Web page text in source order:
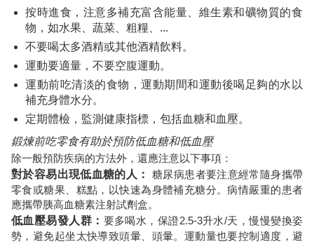
按時進食，注意多補充富含能量、維生素和礦物質的食
物，如水果、蔬菜、粗糧、...
不要喝太多酒精或其他酒精飲料。
運動要適量，不要空腹運動。
運動前吃清淡的食物，運動期間和運動後喝足夠的水以
補充身體水分。
定期體檢，監測健康指標，包括血糖和血壓。
鍛煉前吃零食有助於預防低血糖和低血壓
除一般預防疾病的方法外，還應注意以下事項：
對於容易出現低血糖的人： 糖尿病患者要注意經常隨身攜帶
零食或糖果、糕點，以快速為身體補充糖分。病情嚴重的患者
應攜帶胰高血糖素注射試劑盒。
低血壓易發人群： 要多喝水，保證2.5-3升水/天，慢慢變換姿
勢，避免起坐太快導致頭暈、頭暈。運動量也要控制適度，避